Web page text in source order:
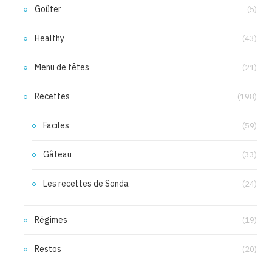
Goûter (5)
Healthy (43)
Menu de fêtes (21)
Recettes (198)
Faciles (59)
Gâteau (33)
Les recettes de Sonda (24)
Régimes (19)
Restos (20)